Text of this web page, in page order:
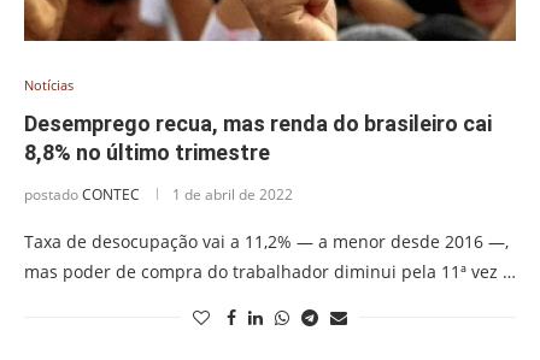
Notícias
Desemprego recua, mas renda do brasileiro cai
8,8% no último trimestre
postadoCONTEC 1 de abril de 2022
Taxa de desocupação vai a 11,2% — a menor desde 2016 —,
mas poder de compra do trabalhador diminui pela 11ª vez …